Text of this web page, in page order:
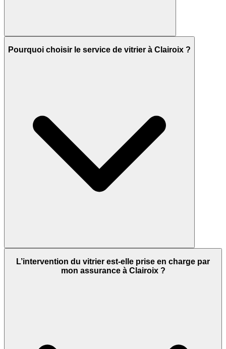
Pourquoi choisir le service de vitrier à Clairoix ?
L’intervention du vitrier est-elle prise en charge par
mon assurance à Clairoix ?